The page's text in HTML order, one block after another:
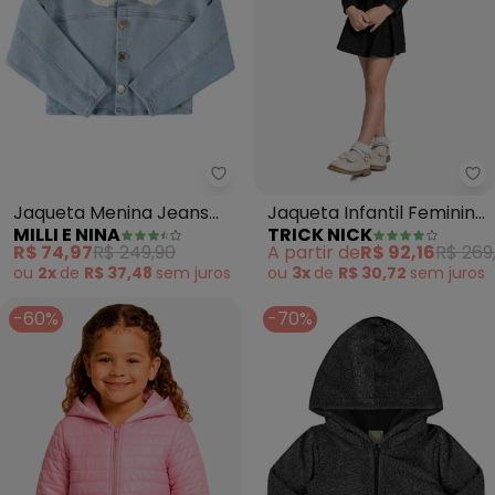
Milli e Nina - Jaqueta Menina
Jaqueta Menina Jeans
Trancoso Gola Pelo
(Azul)
MILLI E NINA
R$ 74,97R$ 249,90
ou 2x de R$ 37,48 sem juros
Jaqueta Infantil Feminina
em Suede (Preto)
TRICK NICK
A partir deR$ 92,16R$
ou 3x de R$ 30,72 sem juros
-60% -70%